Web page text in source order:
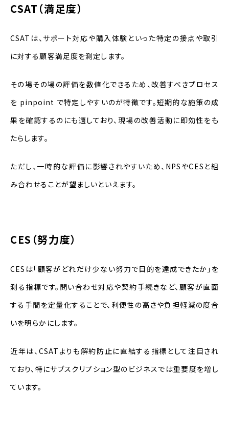
CSAT（満足度）
CSATは、サポート対応や購入体験といった特定の接点や取引
に対する顧客満足度を測定します。
その場その場の評価を数値化できるため、改善すべきプロセス
を pinpoint で特定しやすいのが特徴です。短期的な施策の成
果を確認するのにも適しており、現場の改善活動に即効性をも
たらします。
ただし、一時的な評価に影響されやすいため、NPSやCESと組
み合わせることが望ましいといえます。
CES（努力度）
CESは「顧客がどれだけ少ない努力で目的を達成できたか」を
測る指標です。問い合わせ対応や契約手続きなど、顧客が直面
する手間を定量化することで、利便性の高さや負担軽減の度合
いを明らかにします。
近年は、CSATよりも解約防止に直結する指標として注目され
ており、特にサブスクリプション型のビジネスでは重要度を増し
ています。